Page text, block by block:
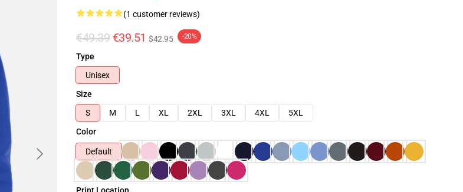
(1 customer reviews)
€49.39 €39.51 $42.95 -20%
Type
Unisex
Size
S
M L XL 2XL 3XL 4XL
5XL
Color
Default